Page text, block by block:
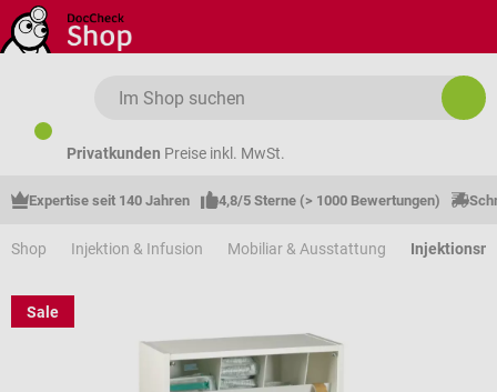
Zum Hauptinhalt springen
Privatkunden Preise inkl. MwSt.
Expertise seit 140 Jahren 4,8/5 Sterne (> 1000 Bewertungen)
Shop Injektion & Infusion Mobiliar & Ausstattung
Sale